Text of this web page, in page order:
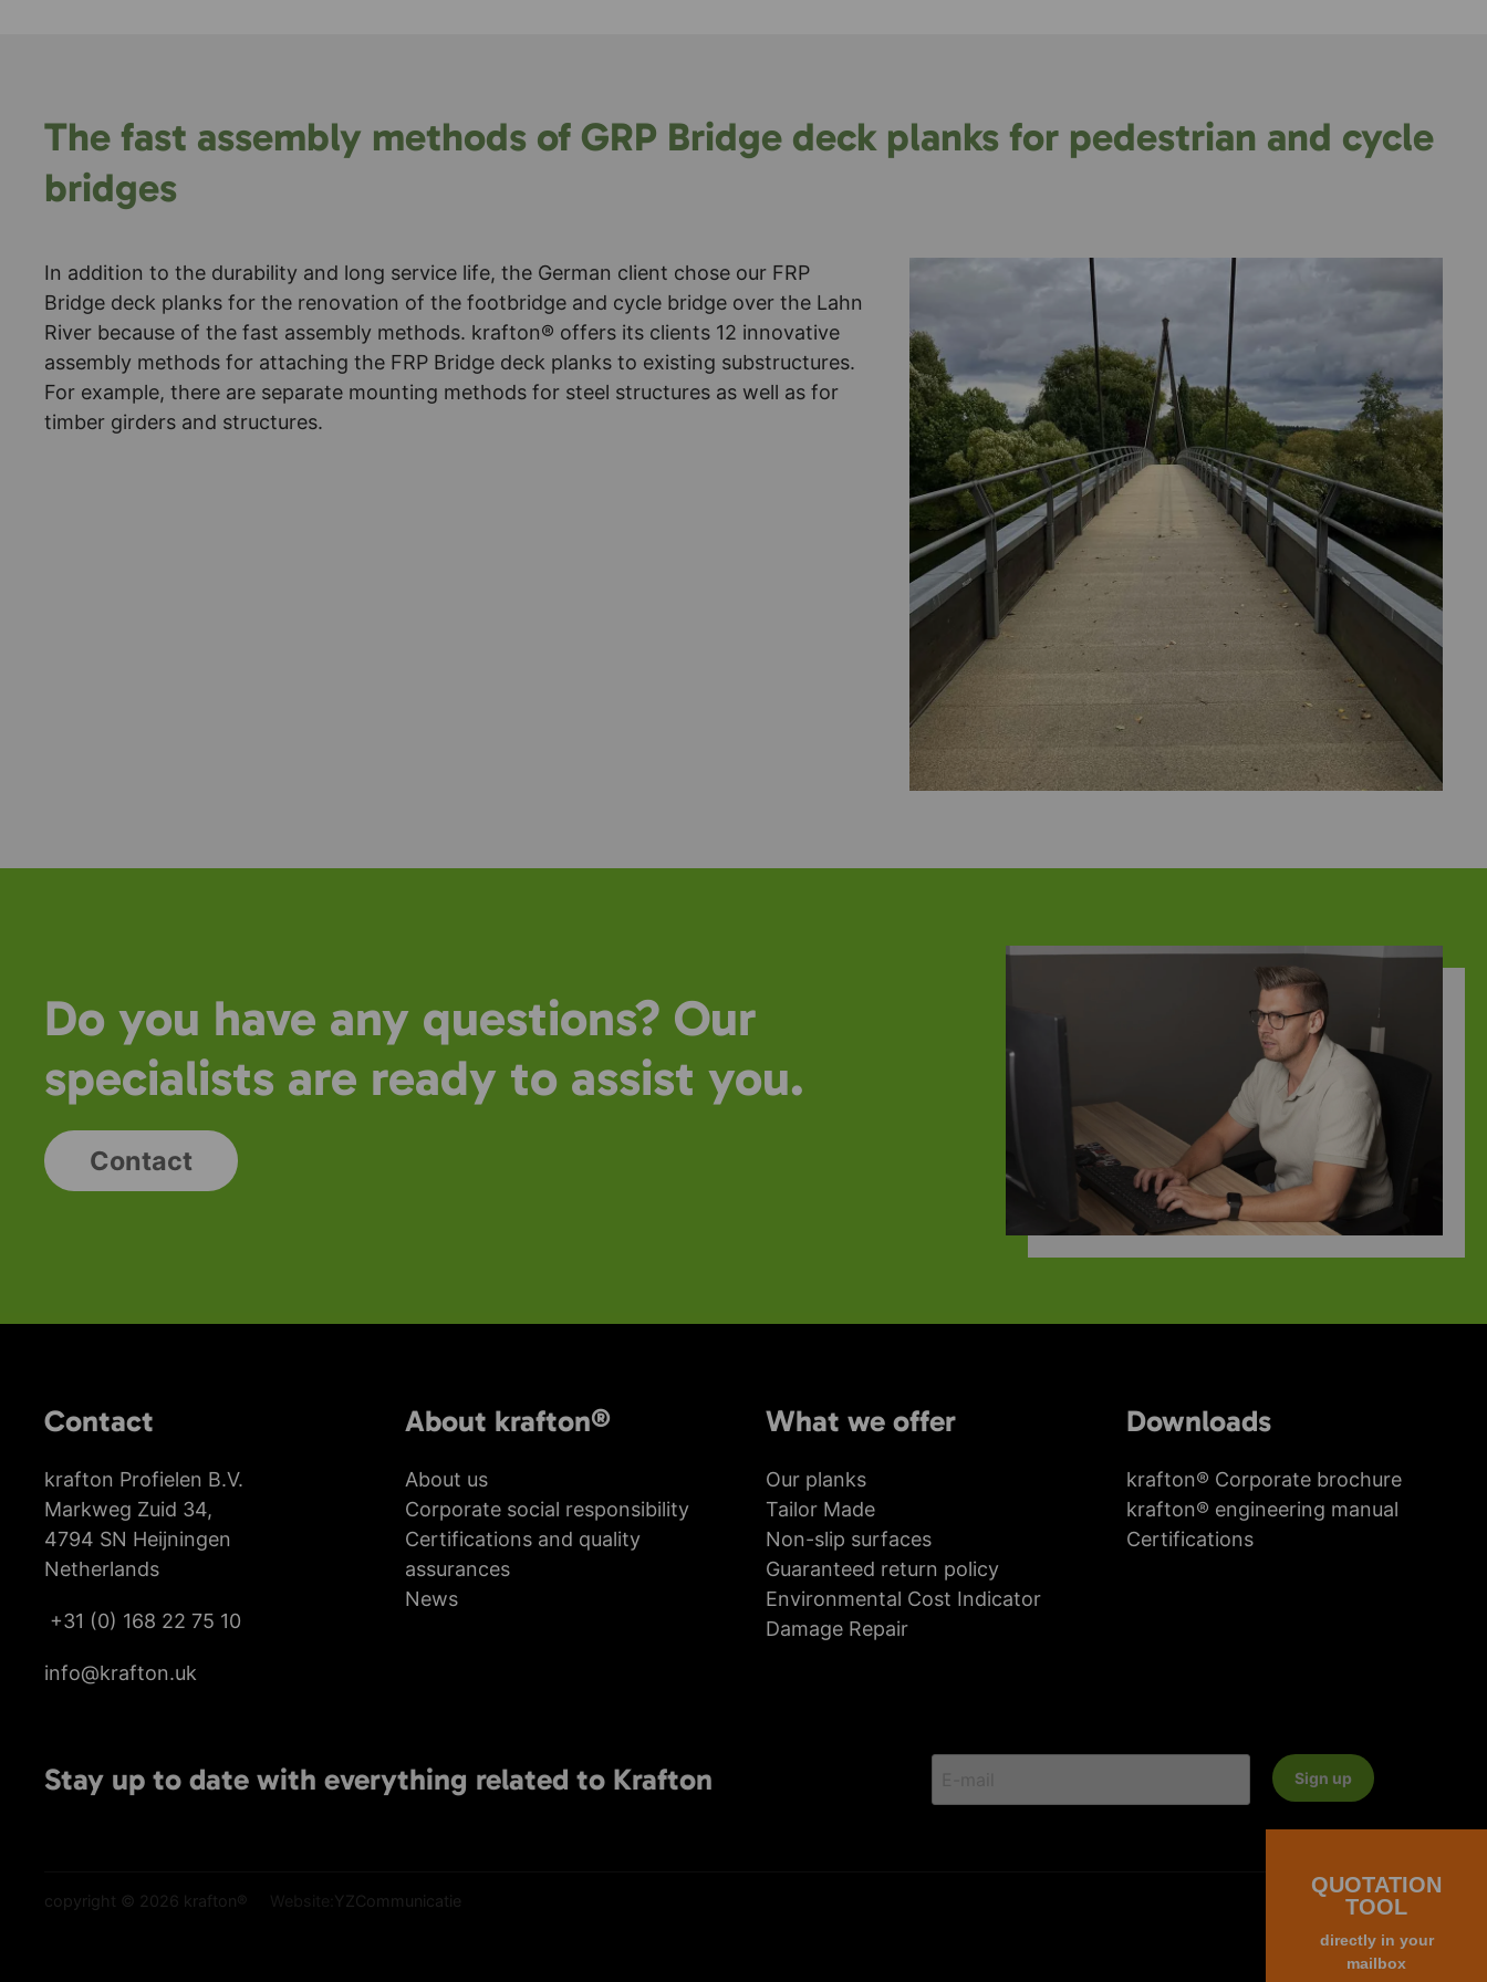
The fast assembly methods of GRP Bridge deck planks for pedestrian and cycle
bridges
In addition to the durability and long service life, the German client chose our FRP
Bridge deck planks for the renovation of the footbridge and cycle bridge over the Lahn
River because of the fast assembly methods. krafton® offers its clients 12 innovative
assembly methods for attaching the FRP Bridge deck planks to existing substructures.
For example, there are separate mounting methods for steel structures as well as for
timber girders and structures.
Do you have any questions? Our
specialists are ready to assist you.
Contact
Contact
krafton Profielen B.V.
Markweg Zuid 34,
4794 SN Heijningen
Netherlands
+31 (0) 168 22 75 10
info@krafton.uk
About krafton®
About us
Corporate social responsibility
Certifications and quality
assurances
News
What we offer
Our planks
Tailor Made
Non-slip surfaces
Guaranteed return policy
Environmental Cost Indicator
Damage Repair
Downloads
krafton® Corporate brochure
krafton® engineering manual
Certifications
Stay up to date with everything related to Krafton Sign up
copyright © 2026 krafton® YZCommunicatie
Privacy policy
QUOTATION
TOOL
directly in your
mailbox